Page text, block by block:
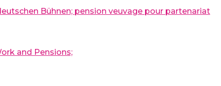
Bühnen; pension veuvage pour partenariat
and Pensions;